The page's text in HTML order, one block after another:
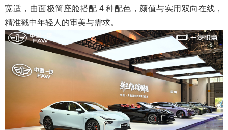
宽适，曲面极简座舱搭配 4 种配色，颜值与实用双向在线，
精准戳中年轻人的审美与需求。